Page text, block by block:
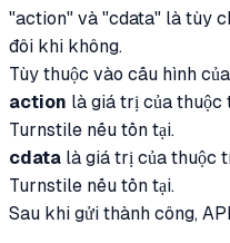
"action" và "cdata" là tùy
đôi khi không.
Tùy thuộc vào cấu hình
action là giá trị của thuộc
Turnstile nếu tồn tại.
cdata là giá trị của thuộc
Turnstile nếu tồn tại.
Sau khi gửi thành công,